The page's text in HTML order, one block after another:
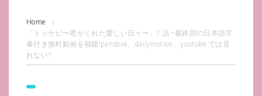
Home
「トッケビ〜君がくれた愛しい日々〜」1 話~最終回の日本語字
幕付き無料動画を視聴!pandora、dailymotion、youtube では見
れない?